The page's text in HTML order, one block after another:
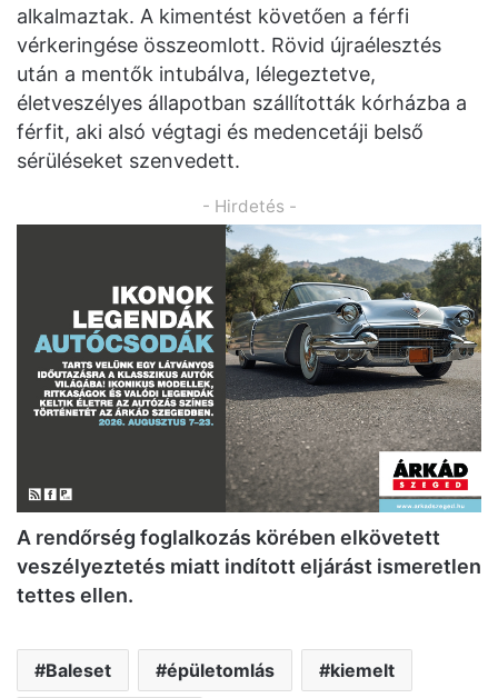
alkalmaztak. A kimentést követően a férfi
vérkeringése összeomlott. Rövid újraélesztés
után a mentők intubálva, lélegeztetve,
életveszélyes állapotban szállították kórházba a
férfit, aki alsó végtagi és medencetáji belső
sérüléseket szenvedett.
- Hirdetés -
A rendőrség foglalkozás körében elkövetett
veszélyeztetés miatt indított eljárást ismeretlen
tettes ellen.
Baleset épületomlás kiemelt